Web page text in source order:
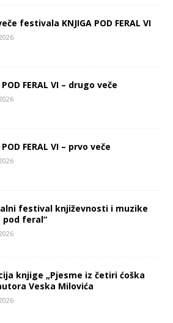
festivala KNJIGA POD FERAL VI
POD FERAL VI – drugo veče
POD FERAL VI – prvo veče
festival književnosti i muzike
pod feral“
knjige „Pjesme iz četiri ćoška
Veska Milovića